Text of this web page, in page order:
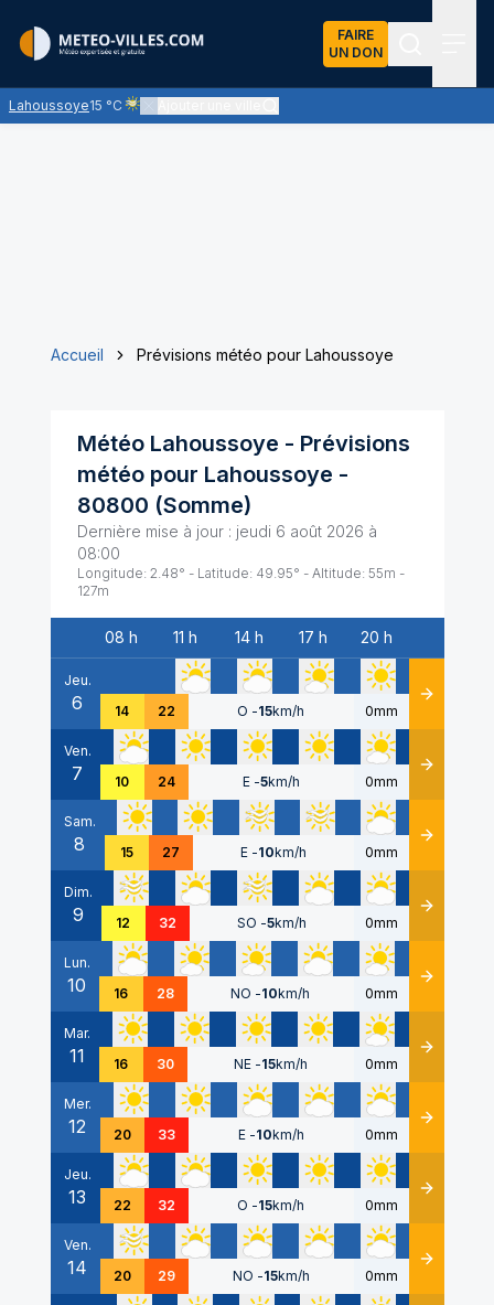
FAIRE
UN DON
Lahoussoye15 °C
Ciel voilé par des nuages d'altitude, ternissant plus ou
Accueil Prévisions météo pour Lahoussoye
Météo Lahoussoye - Prévisions
météo pour Lahoussoye -
80800 (Somme)
Dernière mise à jour : jeudi 6 août 2026 à
08:00
Longitude: 2.48° - Latitude: 49.95° - Altitude: 55m -
127m
Date
08 h 11 h 14 h 17 h 20 h
Jeu.
6 14 22 O -15km/h 0mm Détails
Ven.
7 10 24 E -5km/h 0mm Détails
Sam.
8 15 27 E -10km/h 0mm Détails
Dim.
9 12 32 SO -5km/h 0mm Détails
Lun.
10 16 28 NO -10km/h 0mm Détails
Mar.
11 16 30 NE -15km/h 0mm Détails
Mer.
12 20 33 E -10km/h 0mm Détails
Jeu.
13 22 32 O -15km/h 0mm Détails
Ven.
14 20 29 NO -15km/h 0mm Détails